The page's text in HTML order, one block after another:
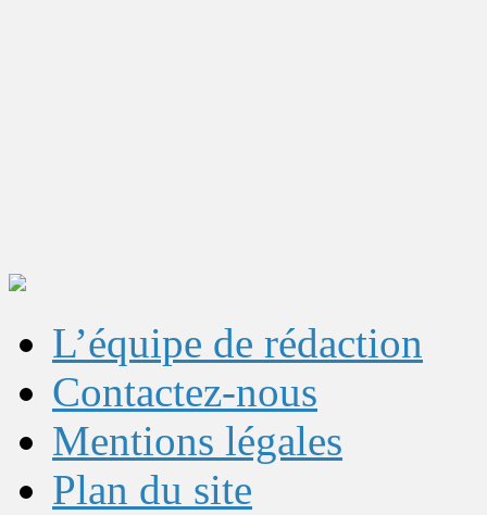
L’équipe de rédaction
Contactez-nous
Mentions légales
Plan du site